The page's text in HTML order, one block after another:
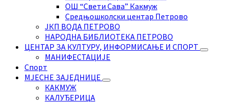
ОШ “Свети Сава” Какмуж
Средњошколски центар Петрово
ЈКП ВОДА ПЕТРОВО
НАРОДНА БИБЛИОТЕКА ПЕТРОВО
ЦЕНТАР ЗА КУЛТУРУ, ИНФОРМИСАЊЕ И СПОРТ
МАНИФЕСТАЦИЈЕ
Спорт
МЈЕСНЕ ЗАЈЕДНИЦЕ
КАКМУЖ
КАЛУЂЕРИЦА